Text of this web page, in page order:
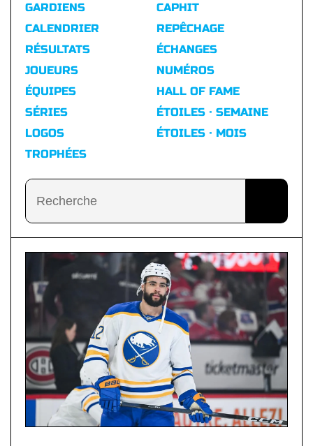
GARDIENS
CALENDRIER
RÉSULTATS
CAPHIT
REPÊCHAGE
ÉCHANGES
JOUEURS
ÉQUIPES
SÉRIES
LOGOS
TROPHÉES
NUMÉROS
HALL OF FAME
ÉTOILES · SEMAINE
ÉTOILES · MOIS